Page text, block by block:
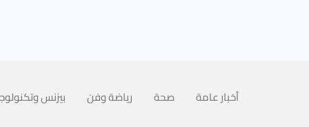
أخبار عامة صحة رياضة وفن بيزنس